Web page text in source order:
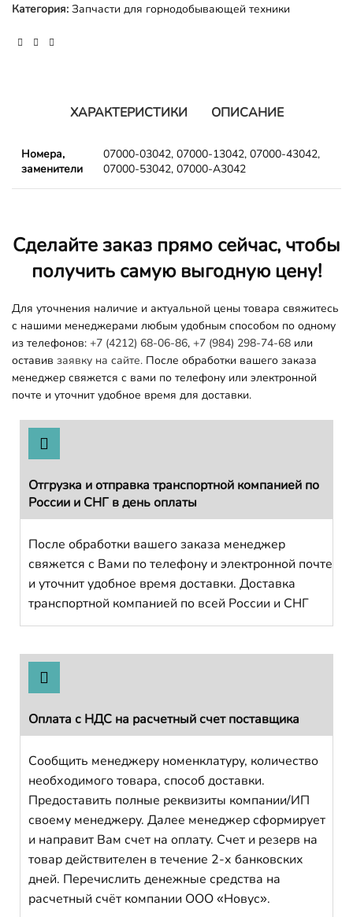
Категория: Запчасти для горнодобывающей техники
ХАРАКТЕРИСТИКИ ОПИСАНИЕ
Номера,
заменители
07000-03042, 07000-13042, 07000-43042,
07000-53042, 07000-A3042
Сделайте заказ прямо сейчас, чтобы
получить самую выгодную цену!
Для уточнения наличие и актуальной цены товара свяжитесь
с нашими менеджерами любым удобным способом по одному
из телефонов: +7 (4212) 68-06-86, +7 (984) 298-74-68 или
оставив заявку на сайте. После обработки вашего заказа
менеджер свяжется с вами по телефону или электронной
почте и уточнит удобное время для доставки.
Отгрузка и отправка транспортной компанией по
России и СНГ в день оплаты
После обработки вашего заказа менеджер
свяжется с Вами по телефону и электронной почте
и уточнит удобное время доставки. Доставка
транспортной компанией по всей России и СНГ
Оплата с НДС на расчетный счет поставщика
Сообщить менеджеру номенклатуру, количество
необходимого товара, способ доставки.
Предоставить полные реквизиты компании/ИП
своему менеджеру. Далее менеджер сформирует
и направит Вам счет на оплату. Счет и резерв на
товар действителен в течение 2-х банковских
дней. Перечислить денежные средства на
расчетный счёт компании ООО «Новус».